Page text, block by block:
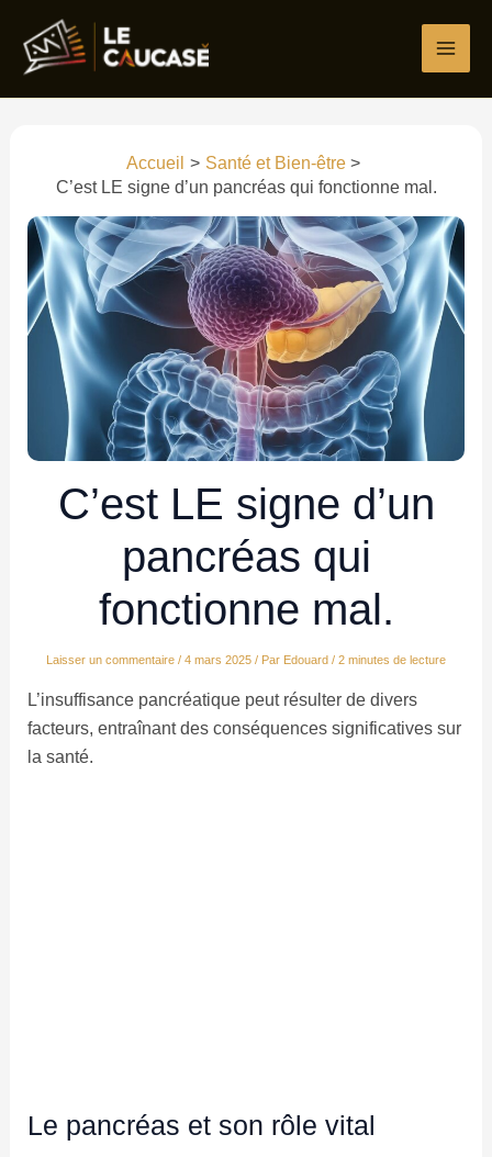
contenu
Accueil
Santé et Bien-être
C’est LE signe d’un pancréas qui fonctionne mal.
C’est LE signe d’un
pancréas qui
fonctionne mal.
Laisser un commentaire / 4 mars 2025 / Par Edouard / 2 minutes de lecture
L’insuffisance pancréatique peut résulter de divers
facteurs, entraînant des conséquences significatives sur
la santé.
Le pancréas et son rôle vital
ici…
mail*